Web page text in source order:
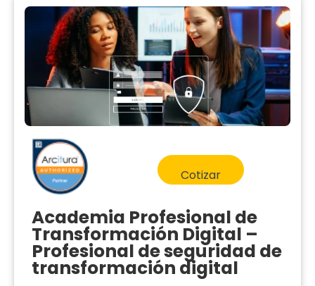
Cotizar
Academia Profesional de
Transformación Digital –
Profesional de seguridad de
transformación digital